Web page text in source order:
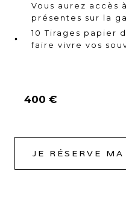
Vous aurez accès
présentes sur la
10 Tirages papier
faire vivre vos
400 €
JE RÉSERVE MA